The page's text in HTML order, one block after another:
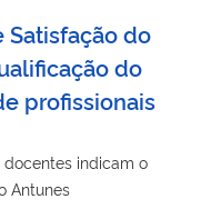
Satisfação do
do
profissionais
docentes indicam o
Antunes